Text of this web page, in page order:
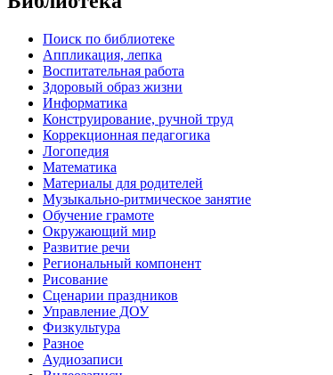
Поиск по библиотеке
Аппликация, лепка
Воспитательная работа
Здоровый образ жизни
Информатика
Конструирование, ручной труд
Коррекционная педагогика
Логопедия
Математика
Материалы для родителей
Музыкально-ритмическое занятие
Обучение грамоте
Окружающий мир
Развитие речи
Региональный компонент
Рисование
Сценарии праздников
Управление ДОУ
Физкультура
Разное
Аудиозаписи